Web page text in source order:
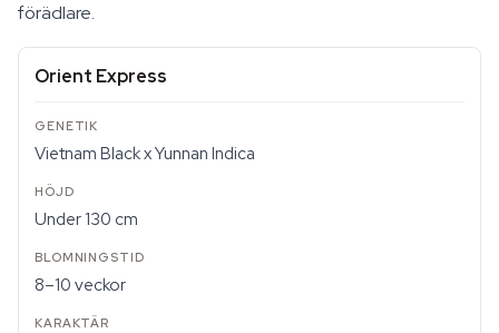
förädlare.
Orient Express
Vietnam Black x Yunnan Indica
Under 130 cm
8–10 veckor